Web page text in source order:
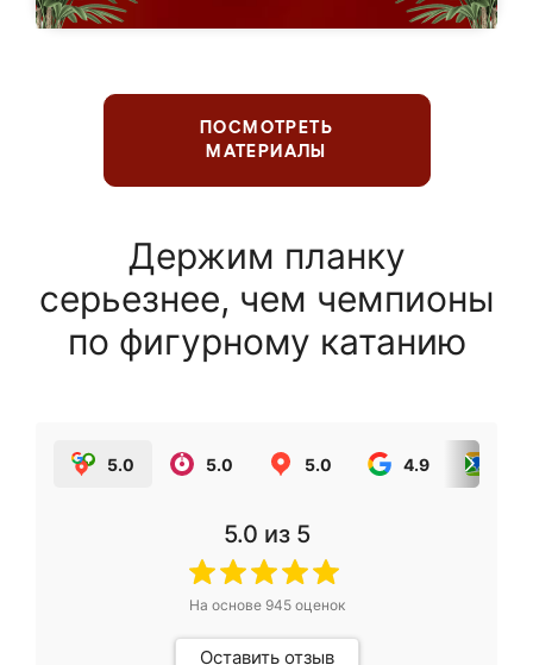
ПОСМОТРЕТЬ
МАТЕРИАЛЫ
Держим планку
серьезнее, чем чемпионы
по фигурному катанию
5.0 5.0 5.0 4.9
5.0 из 5
На основе 945оценок
Оставить отзыв